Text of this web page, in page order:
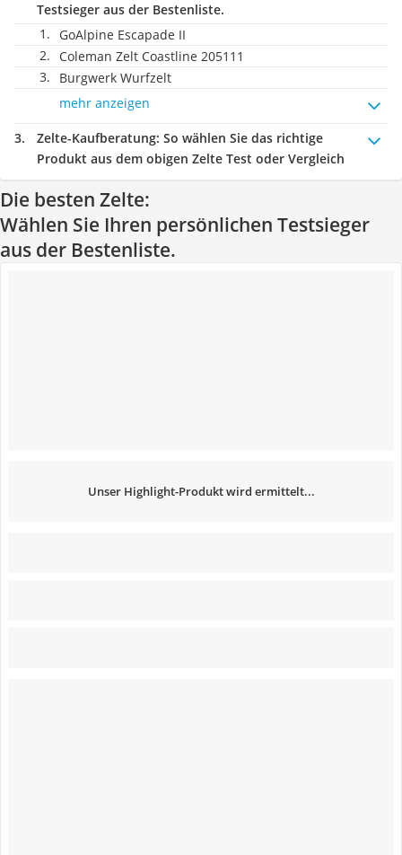
Testsieger aus der Bestenliste.
GoAlpine Escapade II
Coleman Zelt Coastline 205111
Burgwerk Wurfzelt
mehr anzeigen
Zelte-Kaufberatung: So wählen Sie das richtige
Produkt aus dem obigen Zelte Test oder Vergleich
Die besten Zelte:
Wählen Sie Ihren persönlichen Testsieger
aus der Bestenliste.
Unser Highlight-Produkt wird ermittelt...